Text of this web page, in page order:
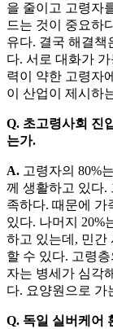
을 줄이고 고령자
드는 것이 중요하
유다. 결국 해결책
다. 서로 대화가
력이 약한 고령자
이 산업이 제시하
Q. 초고령사회 진
는가.
A. 고령자의 80%
께 생활하고 있다.
족하다. 때문에 가
있다. 나머지 20%
하고 있는데, 민간
할 수 있다. 고령
자는 병세가 심각
다. 요양원으로 가
Q. 독일 실버케어